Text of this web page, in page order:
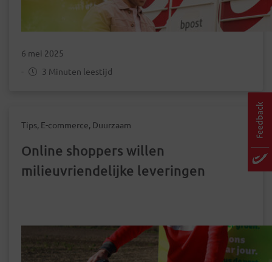
6 mei 2025
-
3 Minuten leestijd
Tips, E-commerce, Duurzaam
Online shoppers willen
milieuvriendelijke leveringen